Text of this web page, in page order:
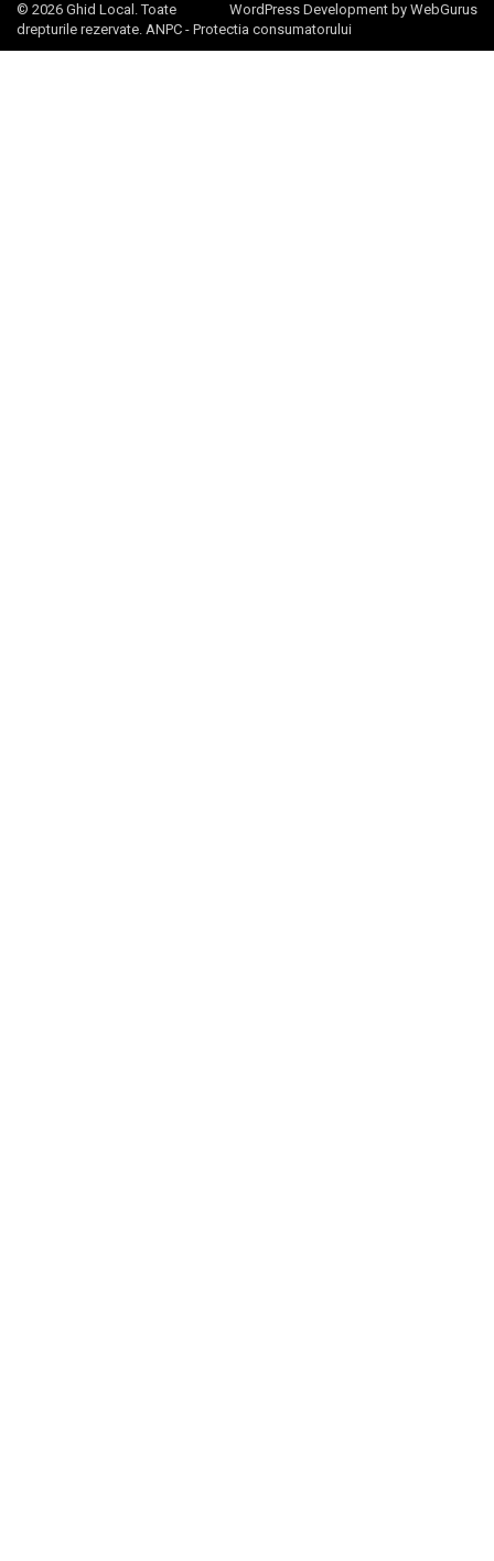
WordPress Development by WebGurus
© 2026 Ghid Local. Toate
drepturile rezervate. ANPC - Protectia consumatorului